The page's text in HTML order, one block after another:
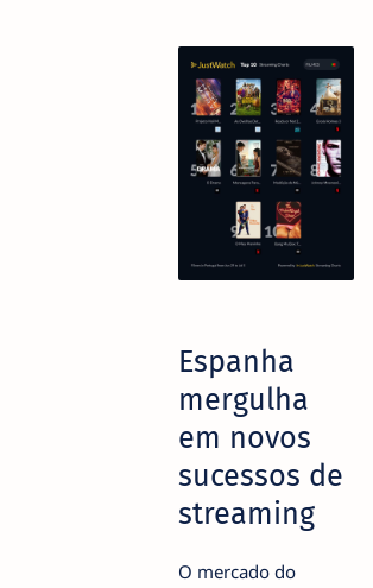
Espanha
mergulha
em novos
sucessos de
streaming
O mercado do